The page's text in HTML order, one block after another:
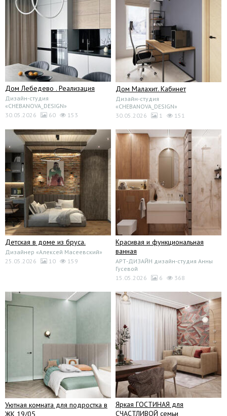
Дом Лебедево . Реализация
Дизайн-студия
«CHEBANOVA_DESIGN»
30.05.2026
60 153
Дом Малахит. Кабинет
Дизайн-студия
«CHEBANOVA_DESIGN»
30.05.2026
1 151
Детская в доме из бруса.
Дизайнер «Алексей Масеевский»
25.05.2026
10 159
Красивая и функциональная
ванная
АРТ-ДИЗАЙН дизайн-студия Анны
Гусевой
15.05.2026
6 368
Уютная комната для подростка в
Яркая ГОСТИНАЯ для
СЧАСТЛИВОЙ семьи